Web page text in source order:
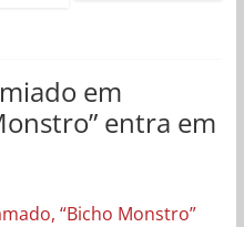
em
entra em
“Bicho Monstro”